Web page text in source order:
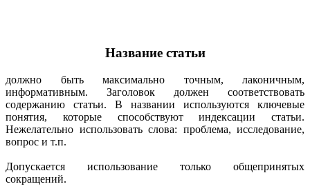
Название статьи
должно быть максимально точным, лаконичным,
информативным. Заголовок должен соответствовать
содержанию статьи. В названии используются ключевые
понятия, которые способствуют индексации статьи.
Нежелательно использовать слова: проблема, исследование,
вопрос и т.п.
Допускается использование только общепринятых
сокращений.